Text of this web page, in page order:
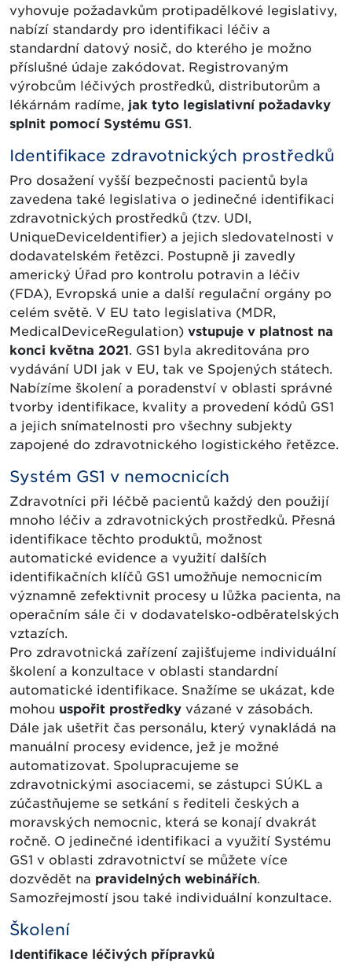
vyhovuje požadavkům protipadělkové legislativy,
nabízí standardy pro identifikaci léčiv a
standardní datový nosič, do kterého je možno
příslušné údaje zakódovat. Registrovaným
výrobcům léčivých prostředků, distributorům a
lékárnám radíme, jak tyto legislativní požadavky
splnit pomocí Systému GS1.
Identifikace zdravotnických prostředků
Pro dosažení vyšší bezpečnosti pacientů byla
zavedena také legislativa o jedinečné identifikaci
zdravotnických prostředků (tzv. UDI,
UniqueDeviceIdentifier) a jejich sledovatelnosti v
dodavatelském řetězci. Postupně ji zavedly
americký Úřad pro kontrolu potravin a léčiv
(FDA), Evropská unie a další regulační orgány po
celém světě. V EU tato legislativa (MDR,
MedicalDeviceRegulation) vstupuje v platnost na
konci května 2021. GS1 byla akreditována pro
vydávání UDI jak v EU, tak ve Spojených státech.
Nabízíme školení a poradenství v oblasti správné
tvorby identifikace, kvality a provedení kódů GS1
a jejich snímatelnosti pro všechny subjekty
zapojené do zdravotnického logistického řetězce.
Systém GS1 v nemocnicích
Zdravotníci při léčbě pacientů každý den použijí
mnoho léčiv a zdravotnických prostředků. Přesná
identifikace těchto produktů, možnost
automatické evidence a využití dalších
identifikačních klíčů GS1 umožňuje nemocnicím
významně zefektivnit procesy u lůžka pacienta, na
operačním sále či v dodavatelsko-odběratelských
vztazích.
Pro zdravotnická zařízení zajišťujeme individuální
školení a konzultace v oblasti standardní
automatické identifikace. Snažíme se ukázat, kde
mohou uspořit prostředky vázané v zásobách.
Dále jak ušetřit čas personálu, který vynakládá na
manuální procesy evidence, jež je možné
automatizovat. Spolupracujeme se
zdravotnickými asociacemi, se zástupci SÚKL a
zúčastňujeme se setkání s řediteli českých a
moravských nemocnic, která se konají dvakrát
ročně. O jedinečné identifikaci a využití Systému
GS1 v oblasti zdravotnictví se můžete více
dozvědět na pravidelných webinářích.
Samozřejmostí jsou také individuální konzultace.
Školení
Identifikace léčivých přípravků